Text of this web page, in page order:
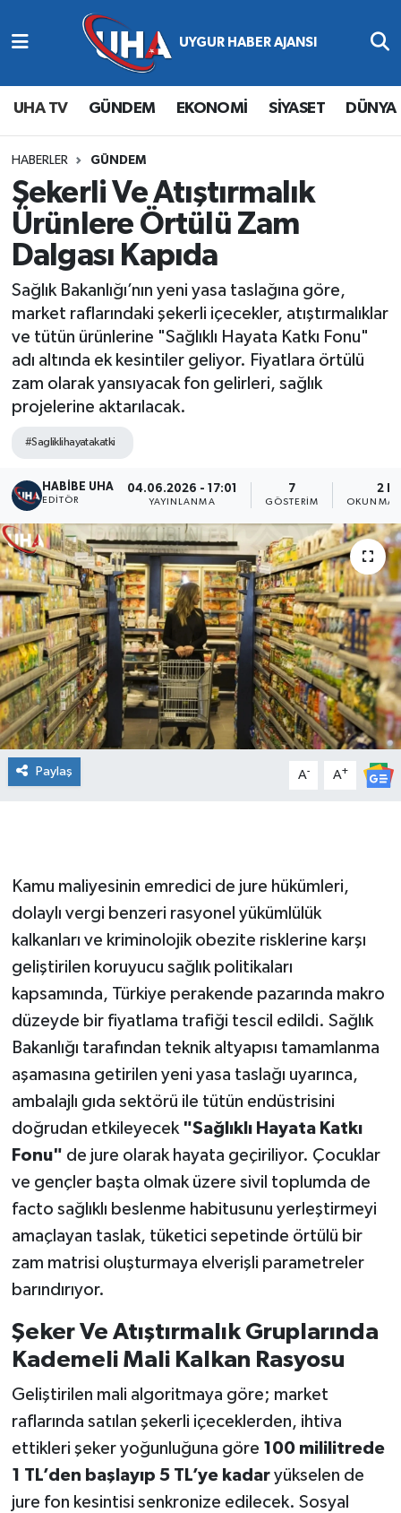
UHA TV GÜNDEM EKONOMİ SİYASET DÜNYA
HABERLER GÜNDEM
Şekerli Ve Atıştırmalık
Ürünlere Örtülü Zam
Dalgası Kapıda
Sağlık Bakanlığı’nın yeni yasa taslağına göre,
market raflarındaki şekerli içecekler, atıştırmalıklar
ve tütün ürünlerine "Sağlıklı Hayata Katkı Fonu"
adı altında ek kesintiler geliyor. Fiyatlara örtülü
zam olarak yansıyacak fon gelirleri, sağlık
projelerine aktarılacak.
#Sagliklihayatakatki
HABİBE UHA
EDITÖR
04.06.2026 - 17:01
YAYINLANMA
7
GÖSTERIM
2
OKUNMA
Paylaş A- A+
Kamu maliyesinin emredici de jure hükümleri,
dolaylı vergi benzeri rasyonel yükümlülük
kalkanları ve kriminolojik obezite risklerine karşı
geliştirilen koruyucu sağlık politikaları
kapsamında, Türkiye perakende pazarında makro
düzeyde bir fiyatlama trafiği tescil edildi. Sağlık
Bakanlığı tarafından teknik altyapısı tamamlanma
aşamasına getirilen yeni yasa taslağı uyarınca,
ambalajlı gıda sektörü ile tütün endüstrisini
doğrudan etkileyecek "Sağlıklı Hayata Katkı
Fonu" de jure olarak hayata geçiriliyor. Çocuklar
ve gençler başta olmak üzere sivil toplumda de
facto sağlıklı beslenme habitusunu yerleştirmeyi
amaçlayan taslak, tüketici sepetinde örtülü bir
zam matrisi oluşturmaya elverişli parametreler
barındırıyor.
Şeker Ve Atıştırmalık Gruplarında
Kademeli Mali Kalkan Rasyosu
Geliştirilen mali algoritmaya göre; market
raflarında satılan şekerli içeceklerden, ihtiva
ettikleri şeker yoğunluğuna göre 100 mililitrede
1 TL’den başlayıp 5 TL’ye kadaryükselen de
jure fon kesintisi senkronize edilecek. Sosyal
Abone Ol
Gündem
Ekonomi
Magazin
Siyaset
Spor
Yaşam
Nöbetçi Eczaneler
Hava Durumu
Namaz Vakitleri
Trafik Durumu
Süper Lig Puan Durumu ve Fikstür
Tüm Manşetler
Son Dakika Haberleri
Haber Arşivi